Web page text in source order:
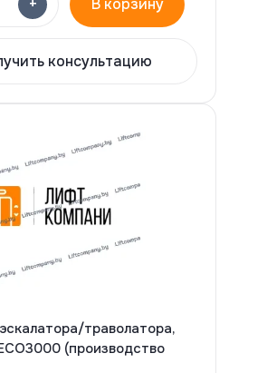
+ В корзину
консультацию
траволатора,
(производство